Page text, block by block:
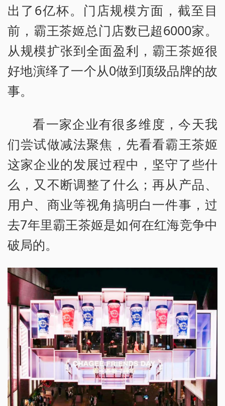
出了6亿杯。门店规模方面，截至目
前，霸王茶姬总门店数已超6000家。
从规模扩张到全面盈利，霸王茶姬很
好地演绎了一个从0做到顶级品牌的故
事。
看一家企业有很多维度，今天我
们尝试做减法聚焦，先看看霸王茶姬
这家企业的发展过程中，坚守了些什
么，又不断调整了什么；再从产品、
用户、商业等视角搞明白一件事，过
去7年里霸王茶姬是如何在红海竞争中
破局的。